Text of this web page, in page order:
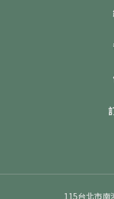
115台北市南